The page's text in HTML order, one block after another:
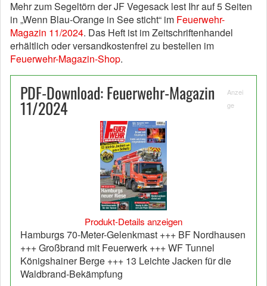
Mehr zum Segeltörn der JF Vegesack lest Ihr auf 5 Seiten
in „Wenn Blau-Orange in See sticht“ im Feuerwehr-
Magazin 11/2024. Das Heft ist im Zeitschriftenhandel
erhältlich oder versandkostenfrei zu bestellen im
Feuerwehr-Magazin-Shop.
PDF-Download: Feuerwehr-Magazin
11/2024
Anzei
ge
Produkt-Details anzeigen
Hamburgs 70-Meter-Gelenkmast +++ BF Nordhausen
+++ Großbrand mit Feuerwerk +++ WF Tunnel
Königshainer Berge +++ 13 Leichte Jacken für die
Waldbrand-Bekämpfung